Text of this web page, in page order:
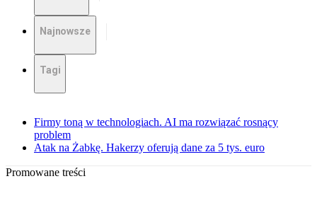
Najnowsze
Tagi
Firmy toną w technologiach. AI ma rozwiązać rosnący
problem
Atak na Żabkę. Hakerzy oferują dane za 5 tys. euro
Promowane treści